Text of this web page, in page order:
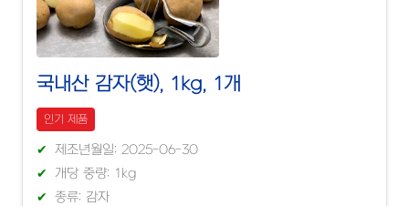
국내산 감자(햇), 1kg, 1개
인기 제품
제조년월일: 2025-06-30
개당 중량: 1kg
종류: 감자